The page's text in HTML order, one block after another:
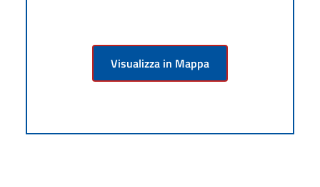
Visualizza in Mappa